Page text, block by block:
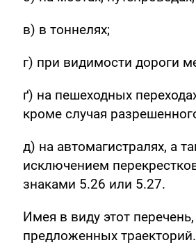
в) в тоннелях;
г) при видимости дороги
ґ) на пешеходных
кроме случая
д) на автомагистралях, а
исключением
знаками 5.26 или 5.27.
Имея в виду этот
предложенных